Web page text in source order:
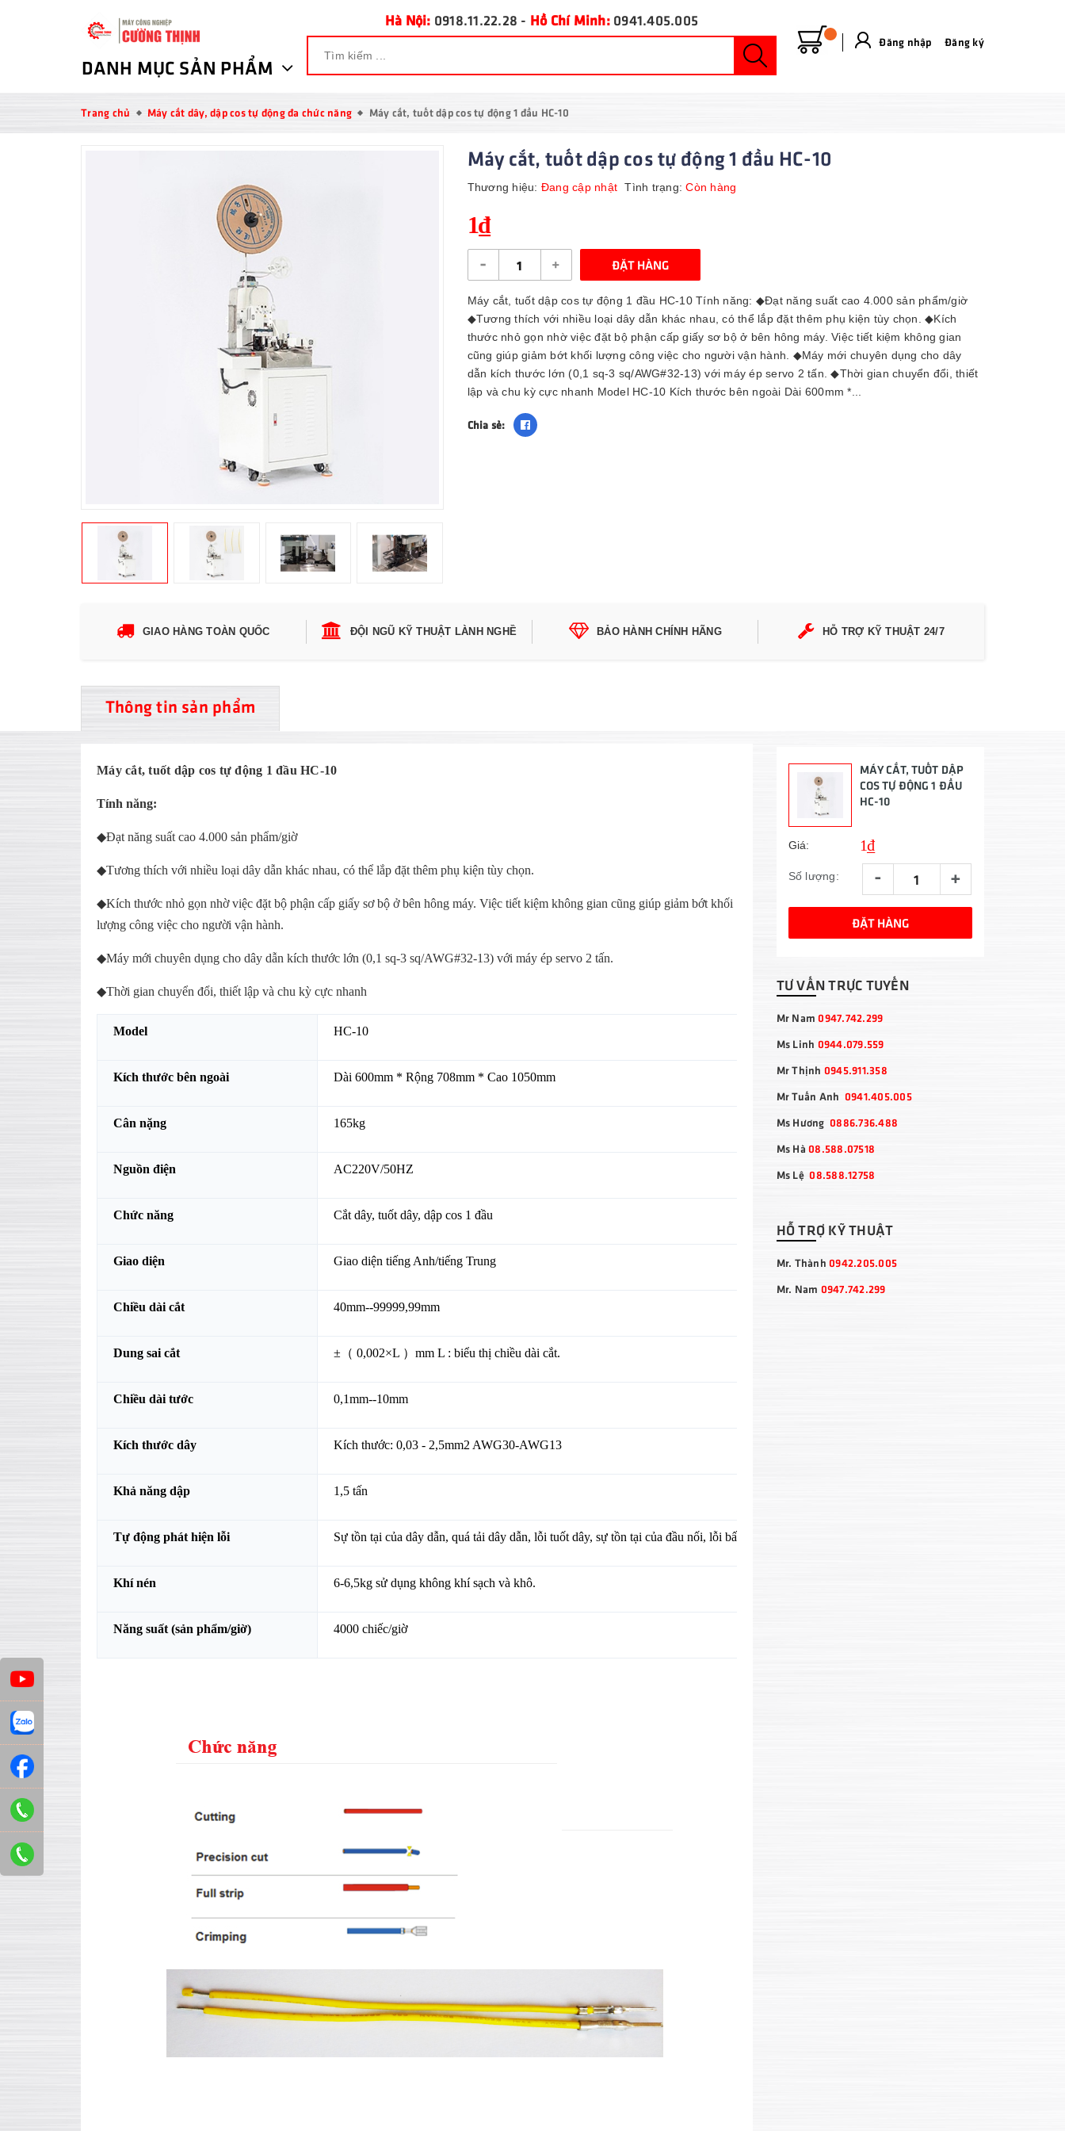
DANH MỤC SẢN PHẨM
Hà Nội: 0918.11.22.28 - Hồ Chí Minh: 0941.405.005
Đăng nhập Đăng ký
Trang chủ Máy cắt dây, dập cos tự động đa chức năng Máy cắt, tuốt dập cos tự động 1 đầu HC-10
Máy cắt, tuốt dập cos tự động 1 đầu HC-10
Thương hiệu: Đang cập nhật Tình trạng:Còn hàng
1₫
- + ĐẶT HÀNG
Máy cắt, tuốt dập cos tự động 1 đầu HC-10 Tính năng: ◆Đạt năng suất cao 4.000 sản phẩm/giờ
◆Tương thích với nhiều loại dây dẫn khác nhau, có thể lắp đặt thêm phụ kiện tùy chọn. ◆Kích
thước nhỏ gọn nhờ việc đặt bộ phận cấp giấy sơ bộ ở bên hông máy. Việc tiết kiệm không gian
cũng giúp giảm bớt khối lượng công việc cho người vận hành. ◆Máy mới chuyên dụng cho dây
dẫn kích thước lớn (0,1 sq-3 sq/AWG#32-13) với máy ép servo 2 tấn. ◆Thời gian chuyển đổi, thiết
lập và chu kỳ cực nhanh Model HC-10 Kích thước bên ngoài Dài 600mm *...
Chia sẻ:
GIAO HÀNG TOÀN QUỐC ĐỘI NGŨ KỸ THUẬT LÀNH NGHỀ BẢO HÀNH CHÍNH HÃNG HỖ TRỢ KỸ THUẬT 24/7
Thông tin sản phẩm
Máy cắt, tuốt dập cos tự động 1 đầu HC-10
Tính năng:
◆Đạt năng suất cao 4.000 sản phẩm/giờ
◆Tương thích với nhiều loại dây dẫn khác nhau, có thể lắp đặt thêm phụ kiện tùy chọn.
◆Kích thước nhỏ gọn nhờ việc đặt bộ phận cấp giấy sơ bộ ở bên hông máy. Việc tiết kiệm không gian cũng giúp giảm bớt khối
lượng công việc cho người vận hành.
◆Máy mới chuyên dụng cho dây dẫn kích thước lớn (0,1 sq-3 sq/AWG#32-13) với máy ép servo 2 tấn.
◆Thời gian chuyển đổi, thiết lập và chu kỳ cực nhanh
Model HC-10
Kích thước bên ngoài Dài 600mm * Rộng 708mm * Cao 1050mm
Cân nặng 165kg
Nguồn điện AC220V/50HZ
Chức năng Cắt dây, tuốt dây, dập cos 1 đầu
Giao diện Giao diện tiếng Anh/tiếng Trung
Chiều dài cắt 40mm--99999,99mm
Dung sai cắt ±（ 0,002×L ）mm L : biểu thị chiều dài cắt.
Chiều dài tước 0,1mm--10mm
Kích thước dây Kích thước: 0,03 - 2,5mm2 AWG30-AWG13
Khả năng dập 1,5 tấn
Tự động phát hiện lỗi Sự tồn tại của dây dẫn, quá tải dây dẫn, lỗi tuốt dây, sự tồn tại của đầu nối, lỗi bấm đầu nối.
Khí nén 6-6,5kg sử dụng không khí sạch và khô.
Năng suất (sản phẩm/giờ) 4000 chiếc/giờ
MÁY CẮT, TUỐT DẬP
COS TỰ ĐỘNG 1 ĐẦU
HC-10
Giá: 1₫
Số lượng: - +
ĐẶT HÀNG
TƯ VẤN TRỰC TUYẾN
Mr Nam0947.742.299
Ms Linh 0944.079.559
Mr Thịnh 0945.911.358
Mr Tuấn Anh 0941.405.005
Ms Hương 0886.736.488
Ms Hà 08.588.07518
Ms Lệ08.588.12758
HỖ TRỢ KỸ THUẬT
Mr. Thành 0942.205.005
Mr. Nam 0947.742.299